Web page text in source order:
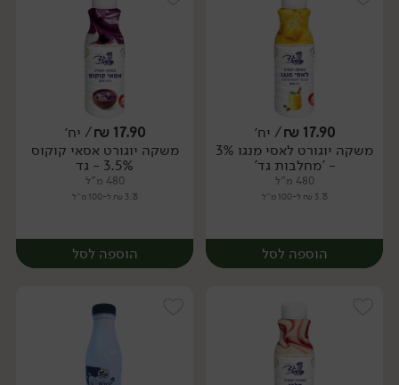
יח׳
17.90
₪/ יח׳
משקה יוגורט לאסי מנגו 3%
- 'מחלבות גד'
480 מ"ל
3.73 ₪ ל-100 מ"ל
הוספה לסל
17.90
₪/ יח׳
משקה יוגורט אסאי קוקוס
3.5% - גד
480 מ"ל
3.73 ₪ ל-100 מ"ל
הוספה לסל